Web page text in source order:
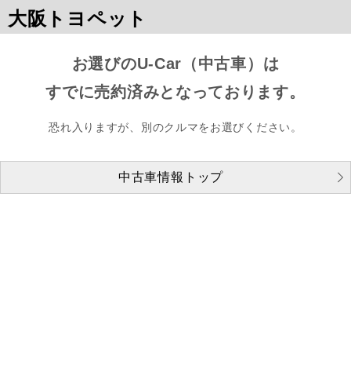
大阪トヨペット
お選びのU-Car（中古車）は
すでに売約済みとなっております。
恐れ入りますが、別のクルマをお選びください。
中古車情報トップ